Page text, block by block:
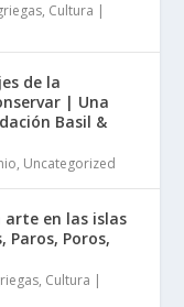
, Cultura |
de la
| Una
Basil &
, Uncategorized
arte en las islas
Paros, Poros,
, Cultura |